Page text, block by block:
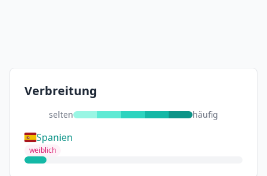
Verbreitung
selten häufig
Spanien
weiblich